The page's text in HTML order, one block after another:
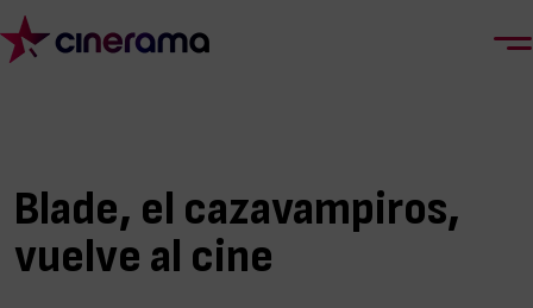
Blade, el cazavampiros,
vuelve al cine